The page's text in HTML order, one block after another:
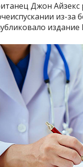
Джон Айзекс
из-за
издание